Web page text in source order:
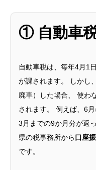
① 自動車
自動車税は、毎年4月1
が課されます。 しかし
廃車）した場合、 使わ
されます。 例えば、6
3月までの9か月分が返
県の税事務所から口座
です。